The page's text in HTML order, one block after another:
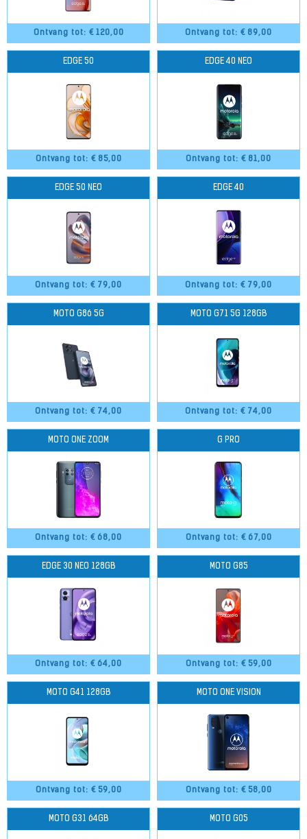
Ontvang tot: € 120,00 Ontvang tot: € 89,00
Ontvang tot: € 85,00
EDGE 50
Ontvang tot: € 81,00
EDGE 40 NEO
Ontvang tot: € 79,00
EDGE 50 NEO
Ontvang tot: € 79,00
EDGE 40
Ontvang tot: € 74,00
MOTO G86 5G
Ontvang tot: € 74,00
MOTO G71 5G 128GB
Ontvang tot: € 68,00
MOTO ONE ZOOM
Ontvang tot: € 67,00
G PRO
Ontvang tot: € 64,00
EDGE 30 NEO 128GB
Ontvang tot: € 59,00
MOTO G85
Ontvang tot: € 59,00
MOTO G41 128GB
Ontvang tot: € 58,00
MOTO ONE VISION
MOTO G31 64GB MOTO G05